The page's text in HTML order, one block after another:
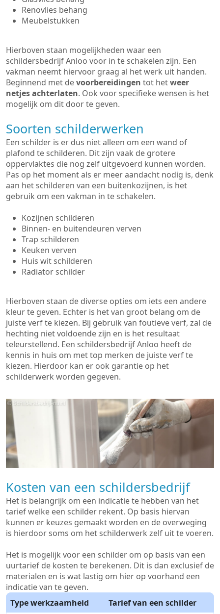
Renovlies behang
Meubelstukken
Hierboven staan mogelijkheden waar een
schildersbedrijf Anloo voor in te schakelen zijn. Een
vakman neemt hiervoor graag al het werk uit handen.
Beginnend met devoorbereidingen tot hetweer
netjes achterlaten. Ook voor specifieke wensen is het
mogelijk om dit door te geven.
Soorten schilderwerken
Een schilder is er dus niet alleen om een wand of
plafond te schilderen. Dit zijn vaak de grotere
oppervlaktes die nog zelf uitgevoerd kunnen worden.
Pas op het moment als er meer aandacht nodig is, denk
aan het schilderen van een buitenkozijnen, is het
gebruik om een vakman in te schakelen.
Kozijnen schilderen
Binnen- en buitendeuren verven
Trap schilderen
Keuken verven
Huis wit schilderen
Radiator schilder
Hierboven staan de diverse opties om iets een andere
kleur te geven. Echter is het van groot belang om de
juiste verf te kiezen. Bij gebruik van foutieve verf, zal de
hechting niet voldoende zijn en is het resultaat
teleurstellend. Een schildersbedrijf Anloo heeft de
kennis in huis om met top merken de juiste verf te
kiezen. Hierdoor kan er ook garantie op het
schilderwerk worden gegeven.
Kosten van een schildersbedrijf
Het is belangrijk om een indicatie te hebben van het
tarief welke een schilder rekent. Op basis hiervan
kunnen er keuzes gemaakt worden en de overweging
is hierdoor soms om het schilderwerk zelf uit te voeren.
Het is mogelijk voor een schilder om op basis van een
uurtarief de kosten te berekenen. Dit is dan exclusief de
materialen en is wat lastig om hier op voorhand een
indicatie van te geven.
Type werkzaamheid
Tarief van een schilder